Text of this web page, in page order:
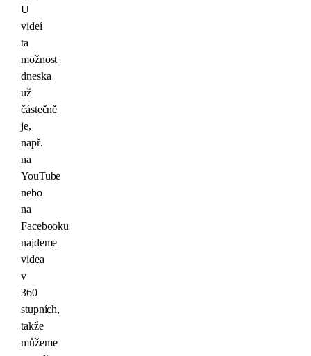
U
videí
ta
možnost
dneska
už
částečně
je,
např.
na
YouTube
nebo
na
Facebooku
najdeme
videa
v
360
stupních,
takže
můžeme